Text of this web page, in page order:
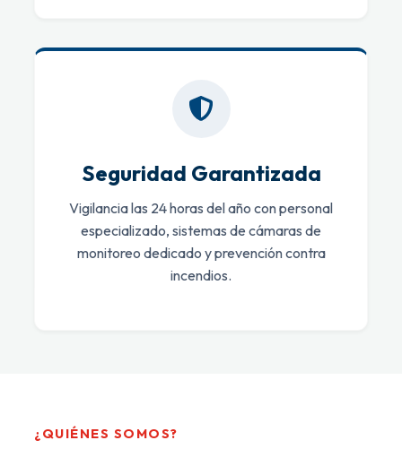
Seguridad Garantizada
Vigilancia las 24 horas del año con personal
especializado, sistemas de cámaras de
monitoreo dedicado y prevención contra
incendios.
¿QUIÉNES SOMOS?